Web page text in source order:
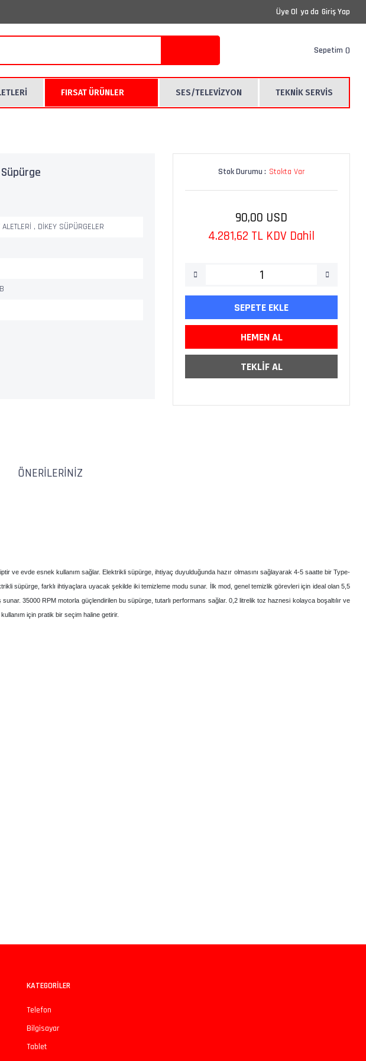
Üye Ol ya da Giriş Yap
Sepetim
FIRSAT ÜRÜNLER SES/TELEVİZYON TEKNİK SERVİS
, DİKEY SÜPÜRGELER
Stok Durumu : Stokta Var
90,00 USD
4.281,62 TL KDV Dahil
SEPETE EKLE
HEMEN AL
TEKLİF AL
ÖNERILERINIZ
ve evde esnek kullanım sağlar. Elektrikli süpürge, ihtiyaç duyulduğunda hazır olmasını sağlayarak 4-5 saatte bir Type-
süpürge, farklı ihtiyaçlara uyacak şekilde iki temizleme modu sunar. İlk mod, genel temizlik görevleri için ideal olan 5,5
35000 RPM motorla güçlendirilen bu süpürge, tutarlı performans sağlar. 0,2 litrelik toz haznesi kolayca boşaltılır ve
için pratik bir seçim haline getirir.
KATEGORİLER
Telefon
Bilgisayar
Tablet